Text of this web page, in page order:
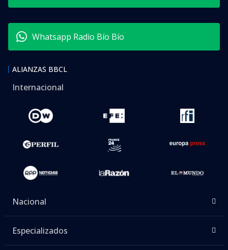
Whatsapp Radio Bío Bío
ALIANZAS BBCL
Internacional
Nacional
Especializados